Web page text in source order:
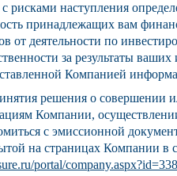
рисками наступления
принадлежащих вам
от деятельности по
за результаты
Компанией
решения о совершении
Компании,
с эмиссионной
на страницах Компании в
portal/